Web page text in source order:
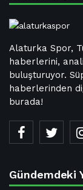
Alaturka Spor,
haberlerini,
buluşturuyor.
haberlerinden
burada!
Gündemdeki